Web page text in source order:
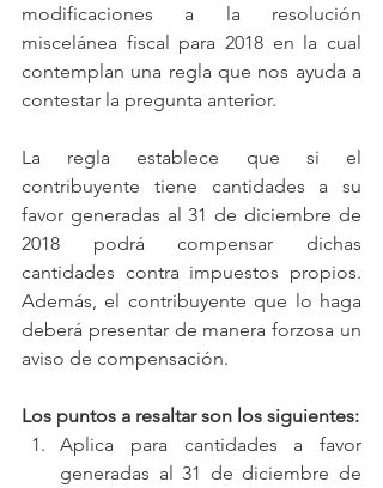
modificaciones a la resolución
miscelánea fiscal para 2018 en la cual
contemplan una regla que nos ayuda a
contestar la pregunta anterior.
La regla establece que si el
contribuyente tiene cantidades a su
favor generadas al 31 de diciembre de
2018 podrá compensar dichas
cantidades contra impuestos propios.
Además, el contribuyente que lo haga
deberá presentar de manera forzosa un
aviso de compensación.
Los puntos a resaltar son los siguientes:
Aplica para cantidades a favor
generadas al 31 de diciembre de